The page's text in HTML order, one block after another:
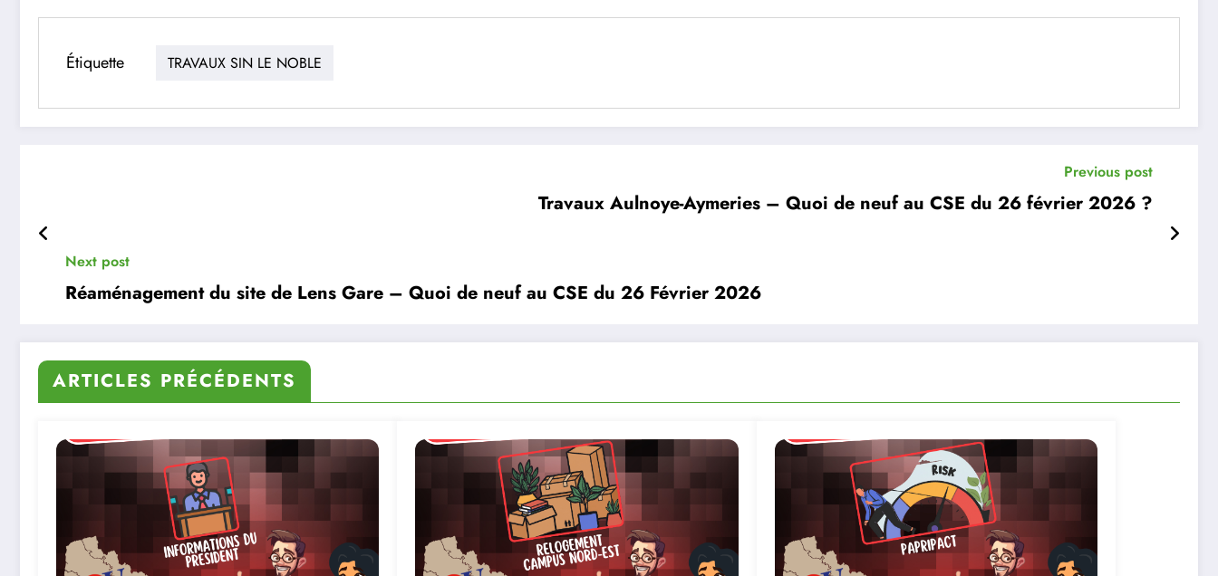
Étiquette TRAVAUX SIN LE NOBLE
Previous post
Travaux Aulnoye-Aymeries – Quoi de neuf au CSE du 26 février 2026 ?
Next post
Réaménagement du site de Lens Gare – Quoi de neuf au CSE du 26 Février 2026
ARTICLES PRÉCÉDENTS